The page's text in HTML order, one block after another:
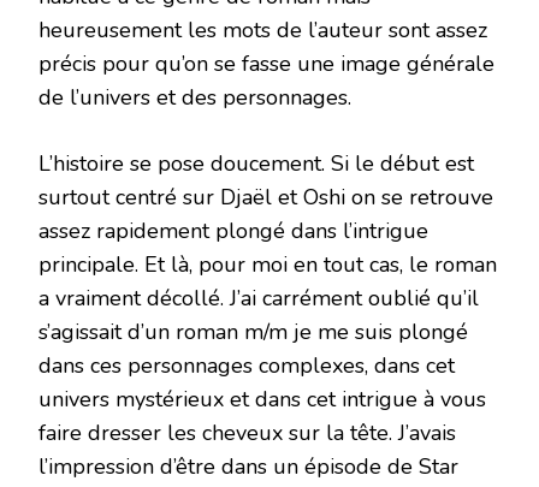
heureusement les mots de l’auteur sont assez
précis pour qu’on se fasse une image générale
de l’univers et des personnages.
L’histoire se pose doucement. Si le début est
surtout centré sur Djaël et Oshi on se retrouve
assez rapidement plongé dans l’intrigue
principale. Et là, pour moi en tout cas, le roman
a vraiment décollé. J’ai carrément oublié qu’il
s’agissait d’un roman m/m je me suis plongé
dans ces personnages complexes, dans cet
univers mystérieux et dans cet intrigue à vous
faire dresser les cheveux sur la tête. J’avais
l’impression d’être dans un épisode de Star